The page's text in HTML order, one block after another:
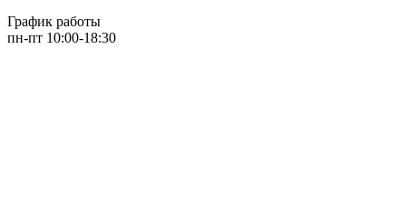
График работы
пн-пт 10:00-18:30